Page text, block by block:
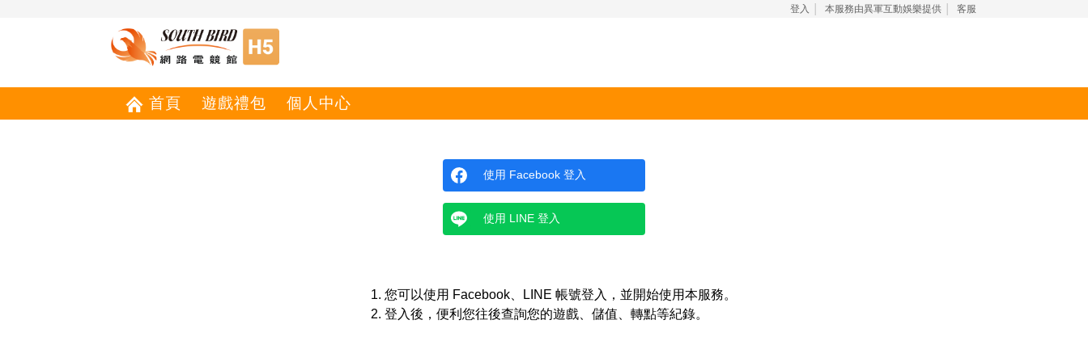
登入 本服務由異軍互動娛樂提供 客服
首頁 遊戲禮包 個人中心
使用 Facebook 登入
使用 LINE 登入
您可以使用 Facebook、LINE 帳號登入，並開始使用本服務。
登入後，便利您往後查詢您的遊戲、儲值、轉點等紀錄。